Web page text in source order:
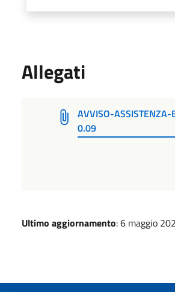
Allegati
AVVISO-
0.09
Ultimo aggiornamento: 6 maggio